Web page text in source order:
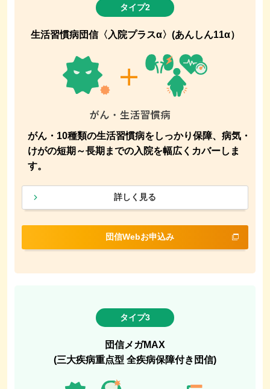
タイプ2
生活習慣病団信〈入院プラスα〉(あんしん11α）
がん・10種類の生活習慣病をしっかり保障、病気・
けがの短期～長期までの入院を幅広くカバーしま
す。
詳しく見る
団信Webお申込み
タイプ3
団信メガMAX
(三大疾病重点型 全疾病保障付き団信)